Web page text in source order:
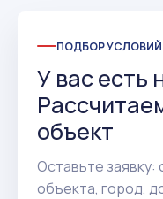
ПОДБОР УСЛОВИЙ
У вас есть
объект
Оставьте заявку:
объекта, город,